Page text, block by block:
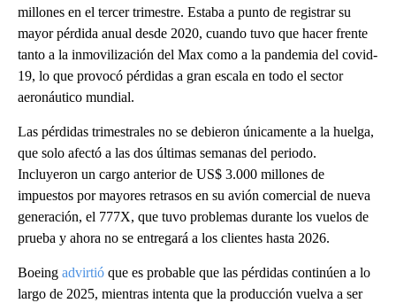
millones en el tercer trimestre. Estaba a punto de registrar su
mayor pérdida anual desde 2020, cuando tuvo que hacer frente
tanto a la inmovilización del Max como a la pandemia del covid-
19, lo que provocó pérdidas a gran escala en todo el sector
aeronáutico mundial.
Las pérdidas trimestrales no se debieron únicamente a la huelga,
que solo afectó a las dos últimas semanas del periodo.
Incluyeron un cargo anterior de US$ 3.000 millones de
impuestos por mayores retrasos en su avión comercial de nueva
generación, el 777X, que tuvo problemas durante los vuelos de
prueba y ahora no se entregará a los clientes hasta 2026.
Boeing advirtió que es probable que las pérdidas continúen a lo
largo de 2025, mientras intenta que la producción vuelva a ser